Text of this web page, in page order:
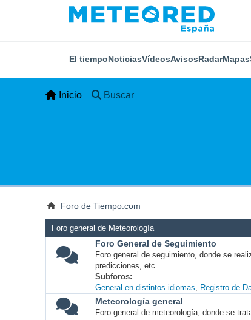
El tiempoNoticiasVídeosAvisosRadarMapas
Inicio Buscar
Foro de Tiempo.com
Foro general de Meteorología
Foro General de Seguimiento
Foro general de seguimiento, donde se
predicciones, etc...
Subforos
General en distintos idiomas
Registro de
Meteorología general
Foro general de meteorología, donde se